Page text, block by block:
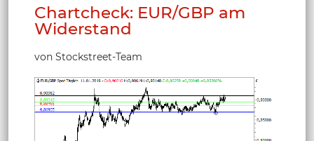
Chartcheck: EUR/GBP am
Widerstand
von Stockstreet-Team